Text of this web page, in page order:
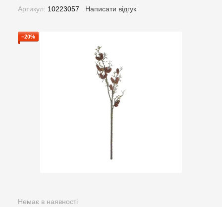
Артикул: 10223057 Написати відгук
−20%
Немає в наявності